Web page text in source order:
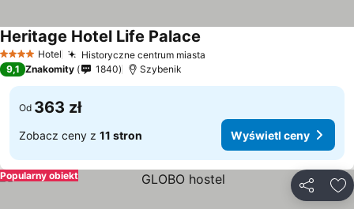
4 KategoriaHotel Historyczne centrum miasta
Heritage Hotel Life Palace
9,1 Znakomity 1840 Szybenik
Od 363 zł
Zobacz ceny z 11 stron Wyświetl ceny
Popularny obiekt